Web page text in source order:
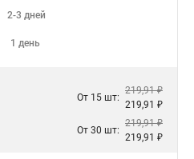
2-3 дней
1 день
От 15 шт:
219,91 ₽
219,91 ₽
От 30 шт:
219,91 ₽
219,91 ₽